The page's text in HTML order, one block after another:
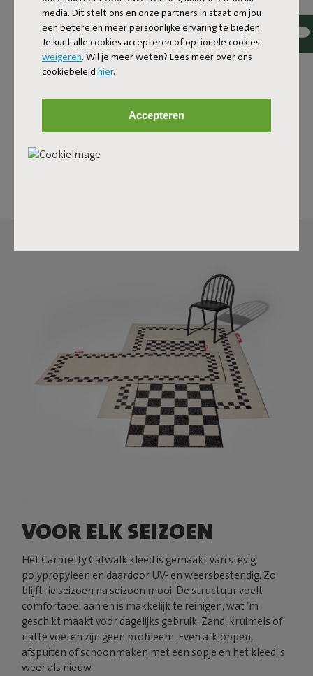
media. Dit stelt ons en onze partners in staat om jou
een betere en meer persoonlijke ervaring te bieden.
Je kunt alle cookies accepteren of optionele cookies
weigeren. Wil je meer weten? Lees meer over ons
cookiebeleid hier.
Accepteren
De Carpretty Catwalk is een designkleed voor buiten dat
zich binnen net zo thuis voelt. Hij combineert design met
hoogwaardige kwaliteit. Z'n langwerpige formaat van 80
bij 200 centimeter maakt ’m ideaal voor balkons en
andere smalle ruimtes, waar -ie in één beweging zorgt
voor een duidelijke looplijn. Zo verbindt dit kleed binnen
en buiten moeiteloos met elkaar en brengt -ie direct
moeite in de badkamer.
VOOR ELK SEIZOEN
Het Carpretty Catwalk kleed is gemaakt van stevig
polypropyleen en daardoor UV- en weersbestendig. Zo
blijft -ie seizoen na seizoen mooi. De structuur voelt
comfortabel aan en is makkelijk te reinigen, wat ’m
geschikt maakt voor dagelijks gebruik. Zand, kruimels of
natte voeten zijn geen probleem. Even afkloppen,
afspuiten of schoonmaken met een sopje en het kleed is
weer als nieuw.